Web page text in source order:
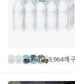
3,964개